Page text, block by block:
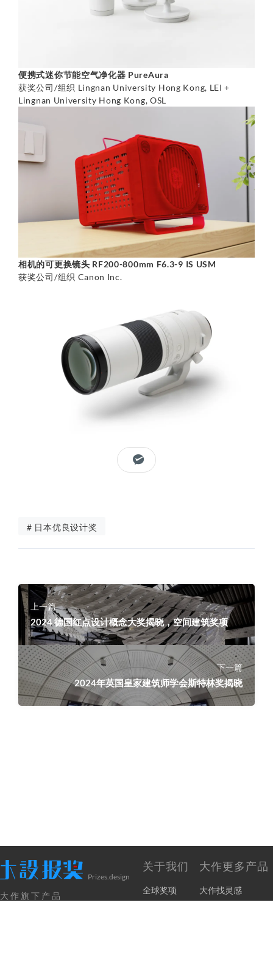
便携式迷你节能空气净化器 PureAura
获奖公司/组织 Lingnan University Hong Kong, LEI +
Lingnan University Hong Kong, OSL
相机的可更换镜头 RF200-800mm F6.3-9 IS USM
获奖公司/组织 Canon Inc.
# 日本优良设计奖
上一篇
2024 德国红点设计概念大奖揭晓，空间建筑奖项
下一篇
2024年英国皇家建筑师学会斯特林奖揭晓
Prizes.design
大作旗下产品
关于我们
全球奖项
大作更多产品
大作找灵感